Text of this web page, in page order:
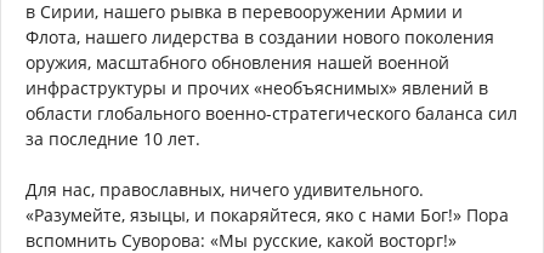
в Сирии, нашего рывка в перевооружении Армии и
Флота, нашего лидерства в создании нового поколения
оружия, масштабного обновления нашей военной
инфраструктуры и прочих «необъяснимых» явлений в
области глобального военно-стратегического баланса сил
за последние 10 лет.
Для нас, православных, ничего удивительного.
«Разумейте, языцы, и покаряйтеся, яко с нами Бог!» Пора
вспомнить Суворова: «Мы русские, какой восторг!»